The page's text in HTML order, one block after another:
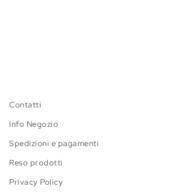
Contatti
Info Negozio
Spedizioni e pagamenti
Reso prodotti
Privacy Policy